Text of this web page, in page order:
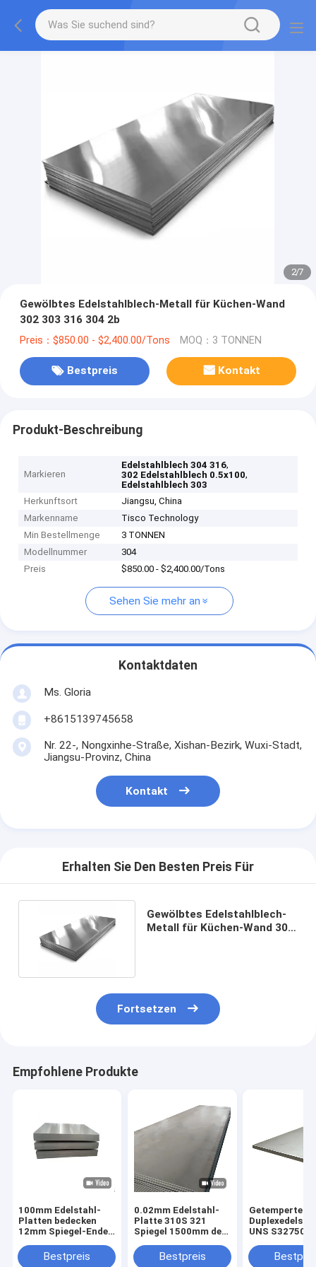
2/7
Gewölbtes Edelstahlblech-Metall für Küchen-Wand
302 303 316 304 2b
Preis：$850.00 - $2,400.00/Tons MOQ：3 TONNEN
Bestpreis Kontakt
Produkt-Beschreibung
Markieren
Edelstahlblech 304 316,
302 Edelstahlblech 0.5x100,
Edelstahlblech 303
Herkunftsort
Jiangsu, China
Markenname
Tisco Technology
Min Bestellmenge
3 TONNEN
Modellnummer
304
Preis
$850.00 - $2,400.00/Tons
Sehen Sie mehr an
Kontaktdaten
Ms. Gloria
+8615139745658
Nr. 22-, Nongxinhe-Straße, Xishan-Bezirk, Wuxi-Stadt,
Jiangsu-Provinz, China
Kontakt
Erhalten Sie Den Besten Preis Für
Gewölbtes Edelstahlblech-
Metall für Küchen-Wand 302
Fortsetzen
Empfohlene Produkte
100mm Edelstahl-
Platten bedecken
12mm Spiegel-Ende
630 904LBestpreis
0.02mm Edelstahl-
Platte 310S 321
Spiegel 1500mm des
Bestpreis
Getempertes
UNS S32750
Ende